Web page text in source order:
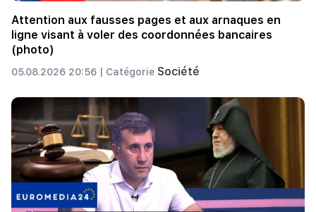
Attention aux fausses pages et aux arnaques en
ligne visant à voler des coordonnées bancaires
(photo)
05.08.2026 20:56 | Catégorie Société